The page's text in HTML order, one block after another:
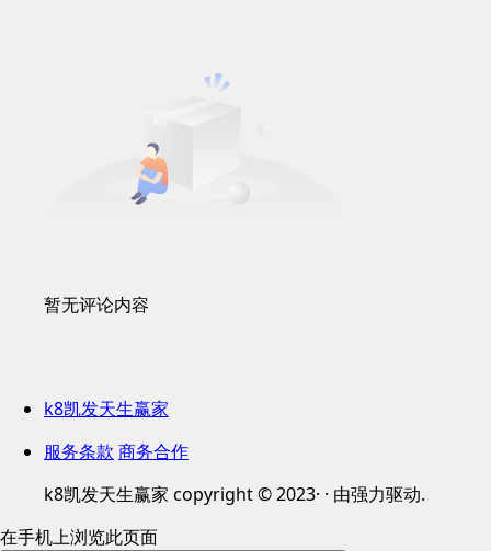
暂无评论内容
k8凯发天生赢家
服务条款 商务合作
k8凯发天生赢家 copyright © 2023· · 由强力驱动.
在手机上浏览此页面